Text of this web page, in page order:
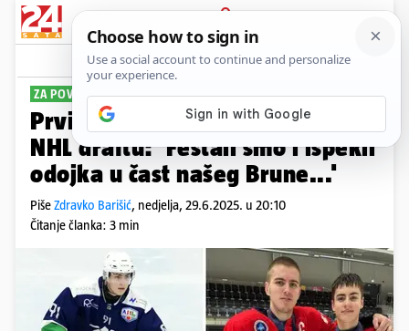
PRIJAVA
Sport Komentari
ZA POVIJEST PLUS+
Prvi Hrvat koji je izabran na
NHL draftu: 'Feštali smo i ispekli
odojka u čast našeg Brune...'
PišeZdravko Barišić, nedjelja, 29.6.2025. u 20:10
Čitanje članka: 3 min